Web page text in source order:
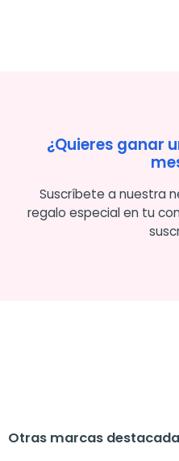
¿Quieres ganar
Suscríbete a nuestra
regalo especial en tu
Otras marcas